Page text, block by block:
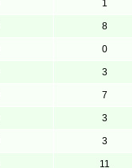
1
8
0
3
7
3
3
11